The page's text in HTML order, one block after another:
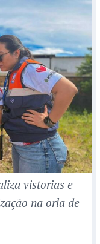
vistorias e
na orla de